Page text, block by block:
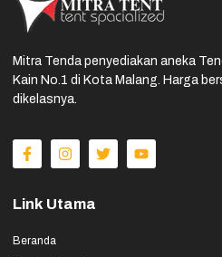
Mitra Tenda penyediakan aneka
Kain No.1 di Kota Malang. Harga
dikelasnya.
Link Utama
Beranda